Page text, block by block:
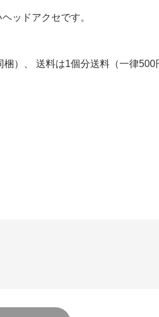
ッドアクセです。
）、 送料は1個分送料（一律500